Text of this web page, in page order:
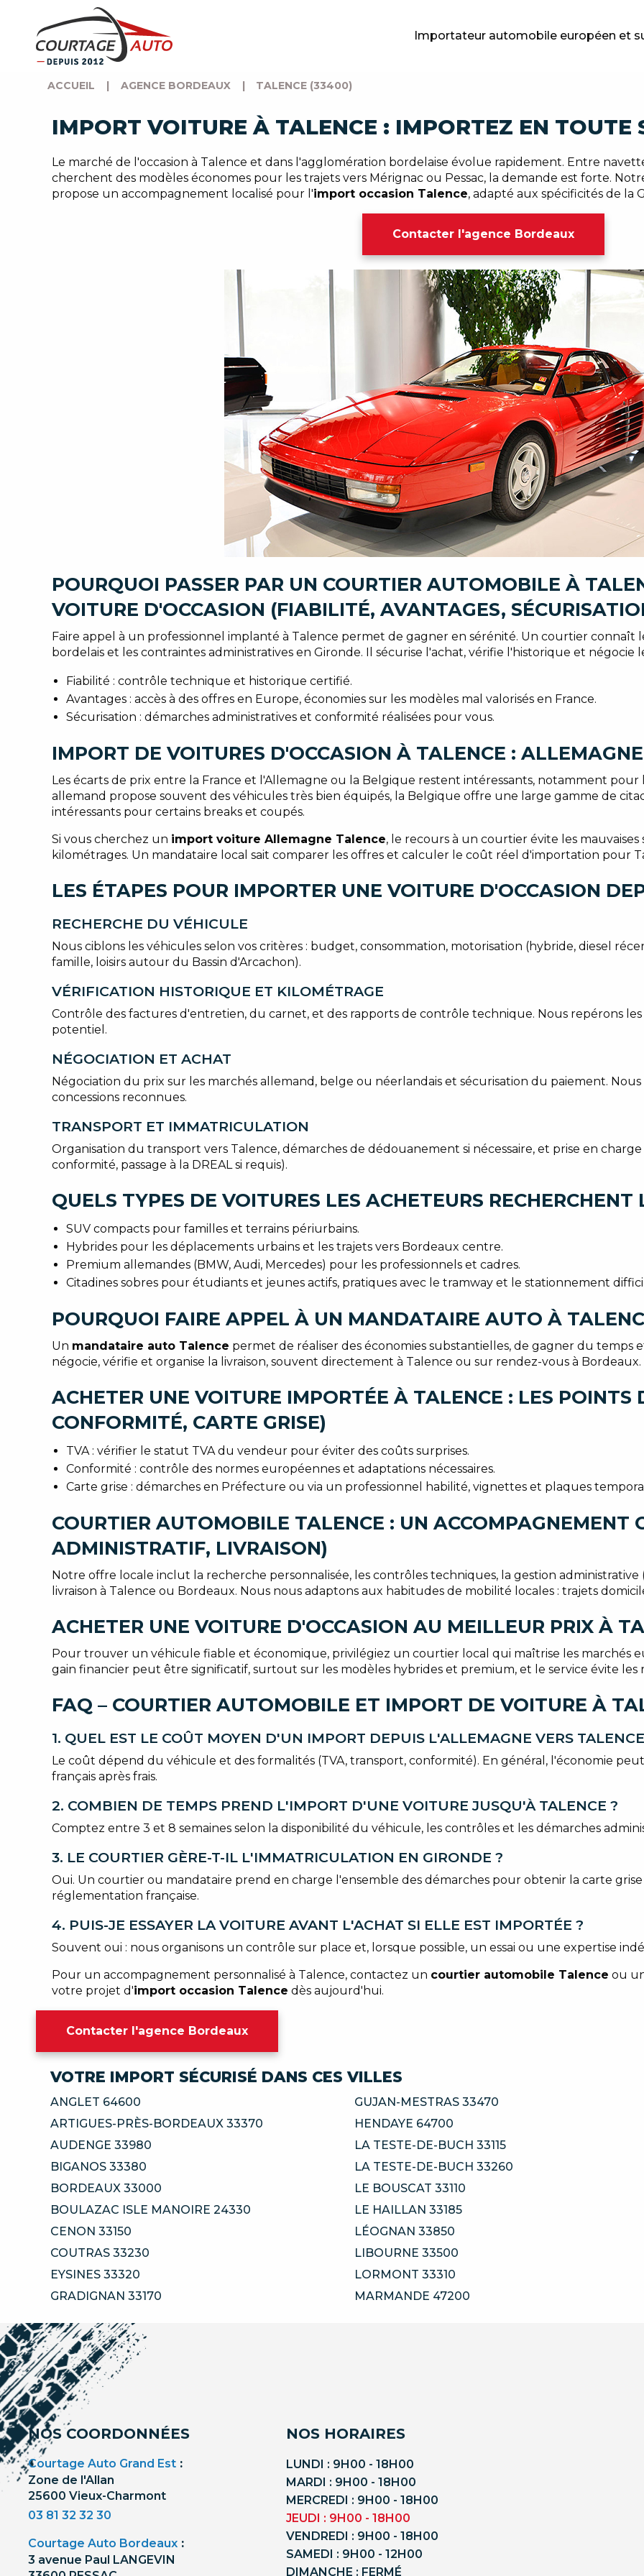
Importateur automobile européen et
ACCUEIL | AGENCE BORDEAUX | TALENCE (33400)
IMPORT VOITURE À TALENCE : IMPORTEZ EN TOUTE
Le marché de l'occasion à Talence et dans l'agglomération bordelaise évolue rapidement. Entre
cherchent des modèles économes pour les trajets vers Mérignac ou Pessac, la demande est forte.
propose un accompagnement localisé pour l'import occasion Talence, adapté aux spécificités de la
Contacter l'agence Bordeaux
POURQUOI PASSER PAR UN COURTIER AUTOMOBILE À
VOITURE D'OCCASION (FIABILITÉ, AVANTAGES,
Faire appel à un professionnel implanté à Talence permet de gagner en sérénité. Un courtier connaît
bordelais et les contraintes administratives en Gironde. Il sécurise l'achat, vérifie l'historique et négocie
Fiabilité : contrôle technique et historique certifié.
Avantages : accès à des offres en Europe, économies sur les modèles mal valorisés en France.
Sécurisation : démarches administratives et conformité réalisées pour vous.
IMPORT DE VOITURES D'OCCASION À TALENCE :
Les écarts de prix entre la France et l'Allemagne ou la Belgique restent intéressants, notamment pour
allemand propose souvent des véhicules très bien équipés, la Belgique offre une large gamme de
intéressants pour certains breaks et coupés.
Si vous cherchez un import voiture Allemagne Talence, le recours à un courtier évite les mauvaises
kilométrages. Un mandataire local sait comparer les offres et calculer le coût réel d'importation pour
LES ÉTAPES POUR IMPORTER UNE VOITURE D'OCCASION
RECHERCHE DU VÉHICULE
Nous ciblons les véhicules selon vos critères : budget, consommation, motorisation (hybride, diesel
famille, loisirs autour du Bassin d'Arcachon).
VÉRIFICATION HISTORIQUE ET KILOMÉTRAGE
Contrôle des factures d'entretien, du carnet, et des rapports de contrôle technique. Nous repérons les
potentiel.
NÉGOCIATION ET ACHAT
Négociation du prix sur les marchés allemand, belge ou néerlandais et sécurisation du paiement. Nous
concessions reconnues.
TRANSPORT ET IMMATRICULATION
Organisation du transport vers Talence, démarches de dédouanement si nécessaire, et prise en
conformité, passage à la DREAL si requis).
QUELS TYPES DE VOITURES LES ACHETEURS RECHERCHENT
SUV compacts pour familles et terrains périurbains.
Hybrides pour les déplacements urbains et les trajets vers Bordeaux centre.
Premium allemandes (BMW, Audi, Mercedes) pour les professionnels et cadres.
Citadines sobres pour étudiants et jeunes actifs, pratiques avec le tramway et le stationnement
POURQUOI FAIRE APPEL À UN MANDATAIRE AUTO À
Un mandataire auto Talence permet de réaliser des économies substantielles, de gagner du temps
négocie, vérifie et organise la livraison, souvent directement à Talence ou sur rendez-vous à Bordeaux.
ACHETER UNE VOITURE IMPORTÉE À TALENCE : LES POINTS
CONFORMITÉ, CARTE GRISE)
TVA : vérifier le statut TVA du vendeur pour éviter des coûts surprises.
Conformité : contrôle des normes européennes et adaptations nécessaires.
Carte grise : démarches en Préfecture ou via un professionnel habilité, vignettes et plaques
COURTIER AUTOMOBILE TALENCE : UN ACCOMPAGNEMENT
ADMINISTRATIF, LIVRAISON)
Notre offre locale inclut la recherche personnalisée, les contrôles techniques, la gestion administrative
livraison à Talence ou Bordeaux. Nous nous adaptons aux habitudes de mobilité locales : trajets
ACHETER UNE VOITURE D'OCCASION AU MEILLEUR PRIX À
Pour trouver un véhicule fiable et économique, privilégiez un courtier local qui maîtrise les marchés
gain financier peut être significatif, surtout sur les modèles hybrides et premium, et le service évite les
FAQ – COURTIER AUTOMOBILE ET IMPORT DE VOITURE À
1. QUEL EST LE COÛT MOYEN D'UN IMPORT DEPUIS L'ALLEMAGNE VERS TALENCE
Le coût dépend du véhicule et des formalités (TVA, transport, conformité). En général, l'économie
français après frais.
2. COMBIEN DE TEMPS PREND L'IMPORT D'UNE VOITURE JUSQU'À TALENCE ?
Comptez entre 3 et 8 semaines selon la disponibilité du véhicule, les contrôles et les démarches
3. LE COURTIER GÈRE-T-IL L'IMMATRICULATION EN GIRONDE ?
Oui. Un courtier ou mandataire prend en charge l'ensemble des démarches pour obtenir la carte grise
réglementation française.
4. PUIS-JE ESSAYER LA VOITURE AVANT L'ACHAT SI ELLE EST IMPORTÉE ?
Souvent oui : nous organisons un contrôle sur place et, lorsque possible, un essai ou une expertise
Pour un accompagnement personnalisé à Talence, contactez un courtier automobile Talence ou
votre projet d'import occasion Talence dès aujourd'hui.
Contacter l'agence Bordeaux
VOTRE IMPORT SÉCURISÉ DANS CES VILLES
ANGLET 64600
ARTIGUES-PRÈS-BORDEAUX 33370
AUDENGE 33980
BIGANOS 33380
BORDEAUX 33000
BOULAZAC ISLE MANOIRE 24330
CENON 33150
COUTRAS 33230
EYSINES 33320
GRADIGNAN 33170
GUJAN-MESTRAS 33470
HENDAYE 64700
LA TESTE-DE-BUCH 33115
LA TESTE-DE-BUCH 33260
LE BOUSCAT 33110
LE HAILLAN 33185
LÉOGNAN 33850
LIBOURNE 33500
LORMONT 33310
MARMANDE 47200
NOS COORDONNÉES
Courtage Auto Grand Est :
Zone de l'Allan
25600 Vieux-Charmont
03 81 32 32 30
Courtage Auto Bordeaux :
3 avenue Paul LANGEVIN
NOS HORAIRES
LUNDI : 9H00 - 18H00
MARDI : 9H00 - 18H00
MERCREDI : 9H00 - 18H00
JEUDI : 9H00 - 18H00
VENDREDI : 9H00 - 18H00
SAMEDI : 9H00 - 12H00
DIMANCHE : FERMÉ